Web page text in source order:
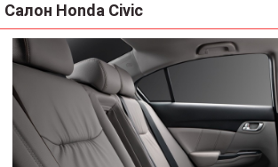
Салон Honda Civic